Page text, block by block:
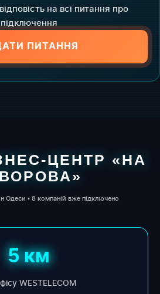
на всі питання про
підключення
ПИТАННЯ
ЦЕНТР «НА
Одеси • 8 компаній вже підключено
5 км
WESTELECOM